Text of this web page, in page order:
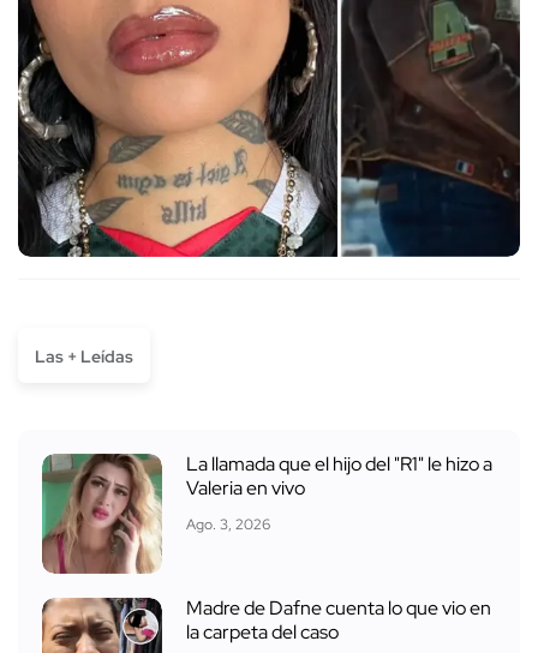
Las + Leídas
La llamada que el hijo del "R1" le hizo a
Valeria en vivo
Ago. 3, 2026
Madre de Dafne cuenta lo que vio en
la carpeta del caso